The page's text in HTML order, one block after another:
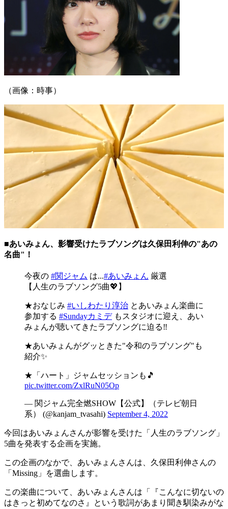
（画像：時事）
■あいみょん、影響受けたラブソングは久保田利伸の"あの
名曲"！
今夜の #関ジャム は...#あいみょん 厳選
【人生のラブソング5曲💖】
★おなじみ #いしわたり淳治 とあいみょん楽曲に
参加する #Sundayカミデもスタジオに迎え、あい
みょんが聴いてきたラブソングに迫る‼️
★あいみょんがグッときた"令和のラブソング"も
紹介✨
★「ハート」ジャムセッションも🎵
pic.twitter.com/ZxlRuN05Op
— 関ジャム完全燃SHOW【公式】（テレビ朝日
系） (@kanjam_tvasahi) September 4, 2022
今回はあいみょんさんが影響を受けた「人生のラブソング」
5曲を発表する企画を実施。
この企画のなかで、あいみょんさんは、久保田利伸さんの
「Missing」を選曲します。
この楽曲について、あいみょんさんは「『こんなに切ないの
はきっと初めてなのさ』という歌詞があまり聞き馴染みがな